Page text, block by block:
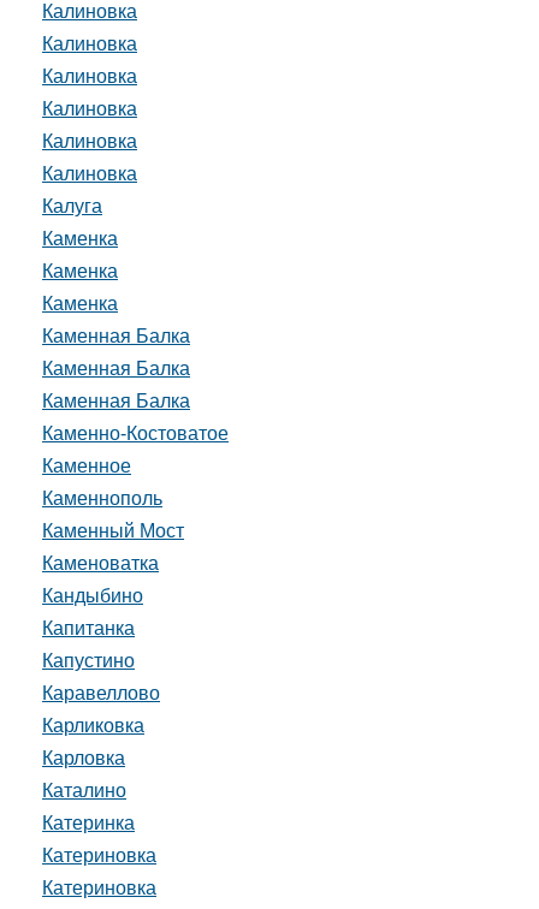
Калиновка
Калиновка
Калиновка
Калиновка
Калиновка
Калиновка
Калуга
Каменка
Каменка
Каменка
Каменная Балка
Каменная Балка
Каменная Балка
Каменно-Костоватое
Каменное
Каменнополь
Каменный Мост
Каменоватка
Кандыбино
Капитанка
Капустино
Каравеллово
Карликовка
Карловка
Каталино
Катеринка
Катериновка
Катериновка